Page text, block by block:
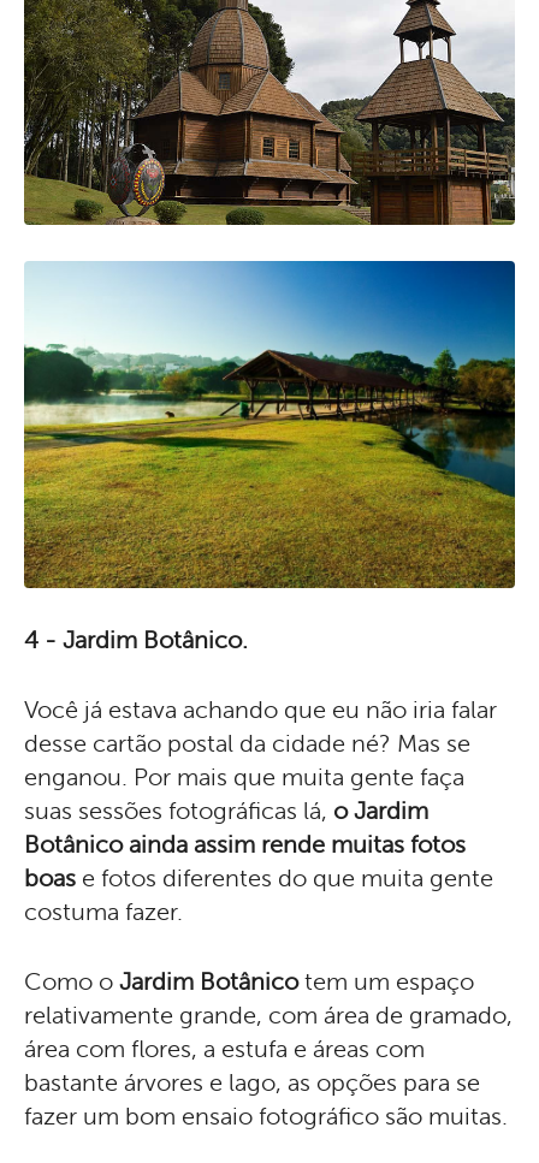
4 - Jardim Botânico.
Você já estava achando que eu não iria falar
desse cartão postal da cidade né? Mas se
enganou. Por mais que muita gente faça
suas sessões fotográficas lá, o Jardim
Botânico ainda assim rende muitas fotos
boas e fotos diferentes do que muita gente
costuma fazer.
Como o Jardim Botânicotem um espaço
relativamente grande, com área de gramado,
área com flores, a estufa e áreas com
bastante árvores e lago, as opções para se
fazer um bom ensaio fotográfico são muitas.